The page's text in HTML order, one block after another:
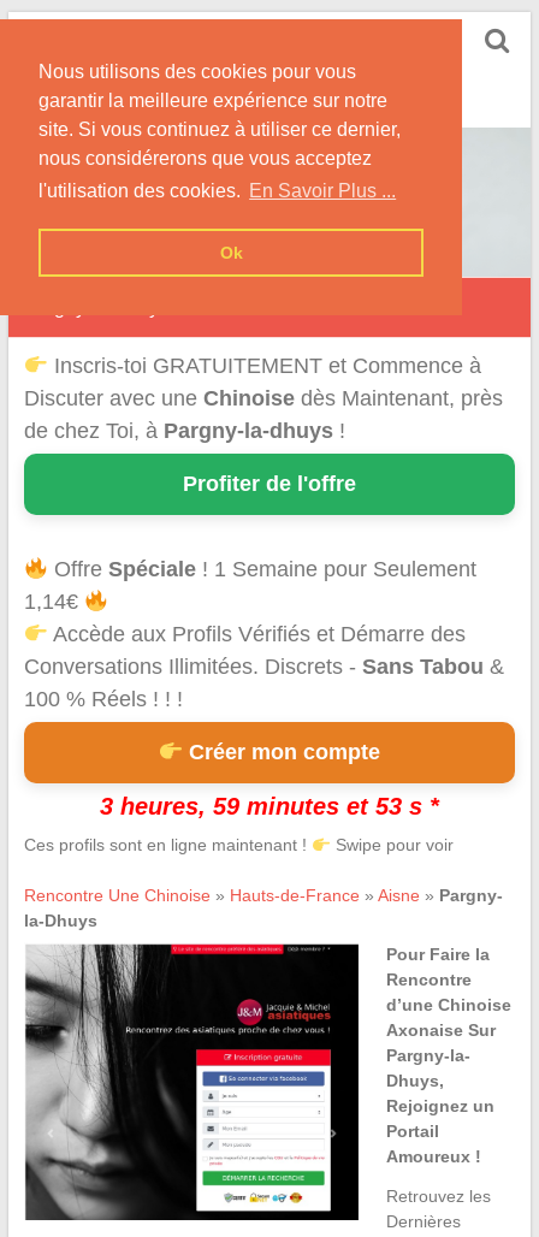
Nous utilisons des cookies pour vous
garantir la meilleure expérience sur notre
site. Si vous continuez à utiliser ce dernier,
nous considérerons que vous acceptez
l'utilisation des cookies. En Savoir Plus ...
Ok
Skip
content
Nos Conseils pour Rencontrer Une Femme
Originaire de Chine !
Inscris-toi GRATUITEMENT et Commence à
Discuter avec une Chinoisedès Maintenant, près
de chez Toi, à Pargny-la-dhuys!
Profiter de l'offre
OffreSpéciale ! 1 Semaine pour Seulement
1,14€
Accède aux Profils Vérifiés et Démarre des
Conversations Illimitées. Discrets - Sans Tabou &
100 % Réels ! ! !
Créer mon compte
3 heures, 59 minutes et 53 s *
Ces profils sont en ligne maintenant ! Swipe pour voir
Rencontre Une Chinoise » Hauts-de-France » Aisne » Pargny-
la-Dhuys
Pour Faire la
Rencontre
d’une Chinoise
Axonaise Sur
Pargny-la-
Dhuys,
Rejoignez un
Portail
Amoureux !
Retrouvez les
Dernières